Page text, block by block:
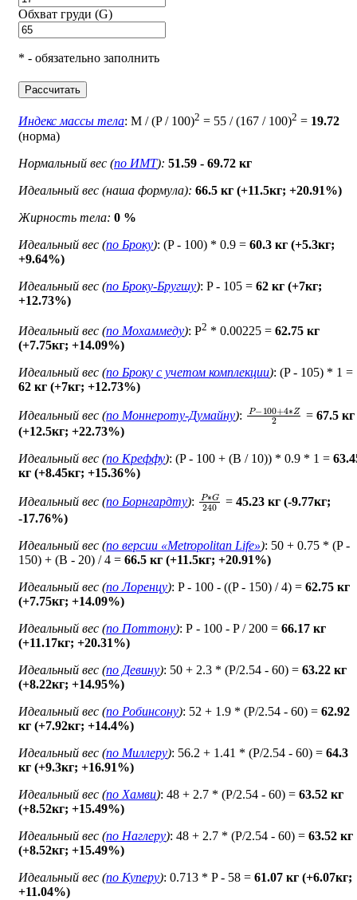
Обхват груди (G)
* - обязательно заполнить
Рассчитать
Индекс массы тела: M / (P / 100)2 = 55 / (167 / 100)2 = 19.72
(норма)
Нормальный вес (по ИМТ): 51.59 - 69.72 кг
Идеальный вес (наша формула): 66.5 кг (+11.5кг; +20.91%)
Жирность тела: 0 %
Идеальный вес (по Броку): (P - 100) * 0.9 = 60.3 кг (+5.3кг;
+9.64%)
Идеальный вес (по Броку-Бругшу): P - 105 = 62 кг (+7кг;
+12.73%)
Идеальный вес (по Мохаммеду): P2 * 0.00225 = 62.75 кг
(+7.75кг; +14.09%)
Идеальный вес (по Броку c учетом комплекции): (P - 105) * 1 =
62 кг (+7кг; +12.73%)
Идеальный вес (по Моннероту-Думайну): P− 100 +4∗ 2
=67.5 кг
(+12.5кг; +22.73%)
Идеальный вес (по Креффу): (P - 100 + (B / 10)) * 0.9 * 1 =
кг (+8.45кг; +15.36%)
Идеальный вес (по Борнгардту): P∗G 240
=45.23 кг (-9.77кг;
-17.76%)
Идеальный вес (по версии «Metropolitan Life»): 50 + 0.75 * (P -
150) + (B - 20) / 4 = 66.5 кг (+11.5кг; +20.91%)
Идеальный вес (по Лоренцу): P - 100 - ((P - 150) / 4) = 62.75 кг
(+7.75кг; +14.09%)
Идеальный вес (по Поттону): Р - 100 - P / 200 = 66.17 кг
(+11.17кг; +20.31%)
Идеальный вес (по Девину): 50 + 2.3 * (P/2.54 - 60) = 63.22 кг
(+8.22кг; +14.95%)
Идеальный вес (по Робинсону): 52 + 1.9 * (P/2.54 - 60) = 62.92
кг (+7.92кг; +14.4%)
Идеальный вес (по Миллеру): 56.2 + 1.41 * (P/2.54 - 60) = 64.3
кг (+9.3кг; +16.91%)
Идеальный вес (по Хамви): 48 + 2.7 * (P/2.54 - 60) = 63.52 кг
(+8.52кг; +15.49%)
Идеальный вес (по Наглеру): 48 + 2.7 * (P/2.54 - 60) = 63.52 кг
(+8.52кг; +15.49%)
Идеальный вес (по Куперу): 0.713 * P - 58 = 61.07 кг (+6.07кг;
+11.04%)